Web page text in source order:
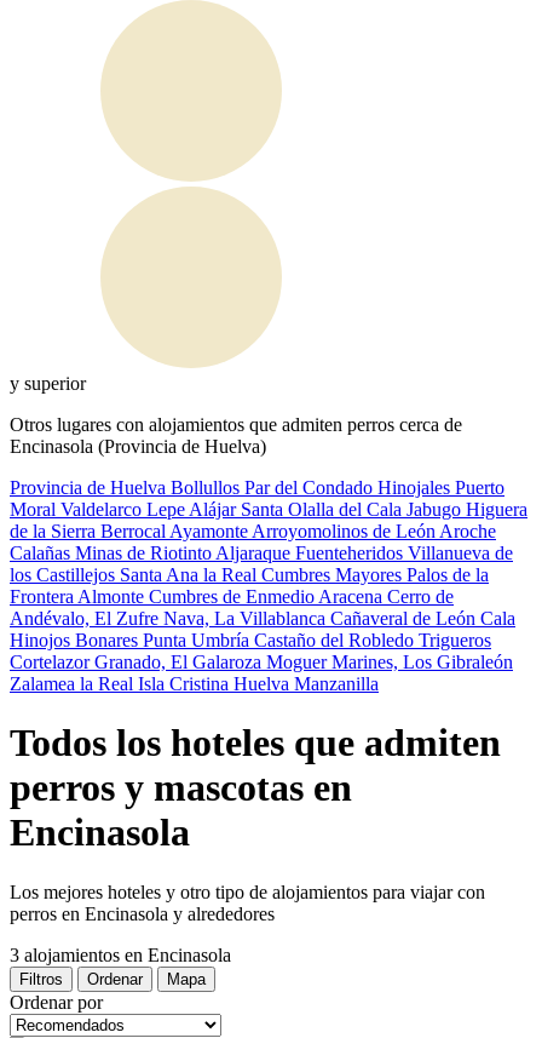
y superior
Otros lugares con alojamientos que admiten perros cerca de
Encinasola (Provincia de Huelva)
Provincia de Huelva Bollullos Par del Condado Hinojales Puerto
Moral Valdelarco Lepe Alájar Santa Olalla del Cala Jabugo Higuera
de la Sierra Berrocal Ayamonte Arroyomolinos de León Aroche
Calañas Minas de Riotinto Aljaraque Fuenteheridos Villanueva de
los Castillejos Santa Ana la Real Cumbres Mayores Palos de la
Frontera Almonte Cumbres de Enmedio Aracena Cerro de
Andévalo, El Zufre Nava, La Villablanca Cañaveral de León Cala
Hinojos Bonares Punta Umbría Castaño del Robledo Trigueros
CortelazorGranado, El Galaroza MoguerMarines, Los Gibraleón
Zalamea la Real Isla Cristina Huelva Manzanilla
Todos los hoteles que admiten
perros y mascotas en
Encinasola
Los mejores hoteles y otro tipo de alojamientos para viajar con
perros en Encinasola y alrededores
3 alojamientos en Encinasola
Filtros Ordenar Mapa
Ordenar por